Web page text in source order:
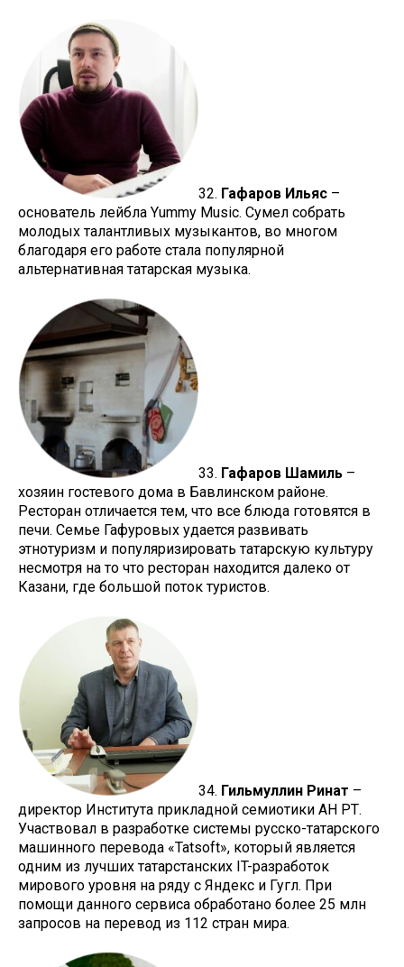
32. Гафаров Ильяс –
основатель лейбла Yummy Music. Сумел собрать
молодых талантливых музыкантов, во многом
благодаря его работе стала популярной
альтернативная татарская музыка.
33. Гафаров Шамиль –
хозяин гостевого дома в Бавлинском районе.
Ресторан отличается тем, что все блюда готовятся в
печи. Семье Гафуровых удается развивать
этнотуризм и популяризировать татарскую культуру
несмотря на то что ресторан находится далеко от
Казани, где большой поток туристов.
34. Гильмуллин Ринат –
директор Института прикладной семиотики АН РТ.
Участвовал в разработке системы русско-татарского
машинного перевода «Tatsoft», который является
одним из лучших татарстанских IT-разработок
мирового уровня на ряду с Яндекс и Гугл. При
помощи данного сервиса обработано более 25 млн
запросов на перевод из 112 стран мира.